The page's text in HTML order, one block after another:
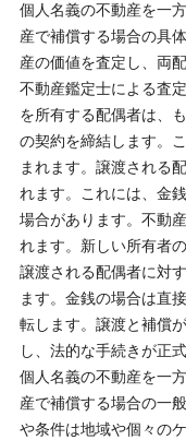
個人名義の不動産を一
産で補償する場合の具
産の価値を査定し、両
不動産鑑定士による査
を所有する配偶者は、
の契約を締結します。
まれます。譲渡される
れます。これには、金
場合があります。不動
れます。新しい所有者
譲渡される配偶者に対
ます。金銭の場合は直
転します。譲渡と補償
し、法的な手続きが正
個人名義の不動産を一
産で補償する場合の一
や条件は地域や個々の